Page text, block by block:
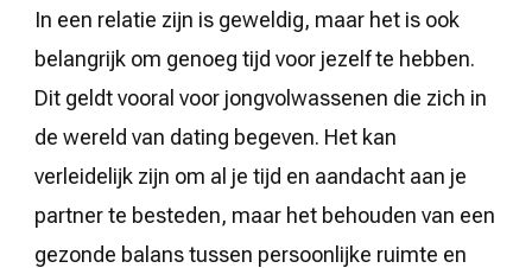
In een relatie zijn is geweldig, maar het is ook
belangrijk om genoeg tijd voor jezelf te hebben.
Dit geldt vooral voor jongvolwassenen die zich in
de wereld van dating begeven. Het kan
verleidelijk zijn om al je tijd en aandacht aan je
partner te besteden, maar het behouden van een
gezonde balans tussen persoonlijke ruimte en